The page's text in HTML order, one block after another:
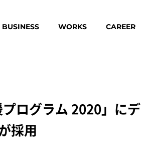
BUSINESS WORKS CAREER
ログラム 2020」にデ
採用